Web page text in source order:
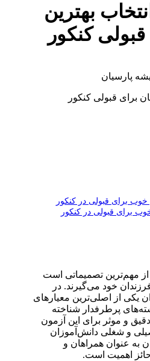
بهترین
کنکور
برای قبولی کنکور
برای قبولی در کنکور
برای قبولی در کنکور
مهم‌ترین تصمیماتی است
خود می‌گیرند. در
یکی از اصلی‌ترین معیارهای
پرطرفدار شناخته
و موثر برای این آزمون
و شغلی دانش‌آموزان
به عنوان همراهان و
حائز اهمیت است.